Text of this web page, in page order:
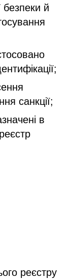
безпеки й
санкції;
в
реєстру